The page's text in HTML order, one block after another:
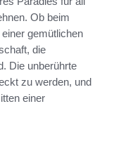
Ob beim
gemütlichen
die
Die unberührte
zu werden, und
einer